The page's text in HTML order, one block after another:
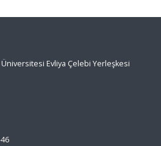
Üniversitesi Evliya Çelebi Yerleşkesi